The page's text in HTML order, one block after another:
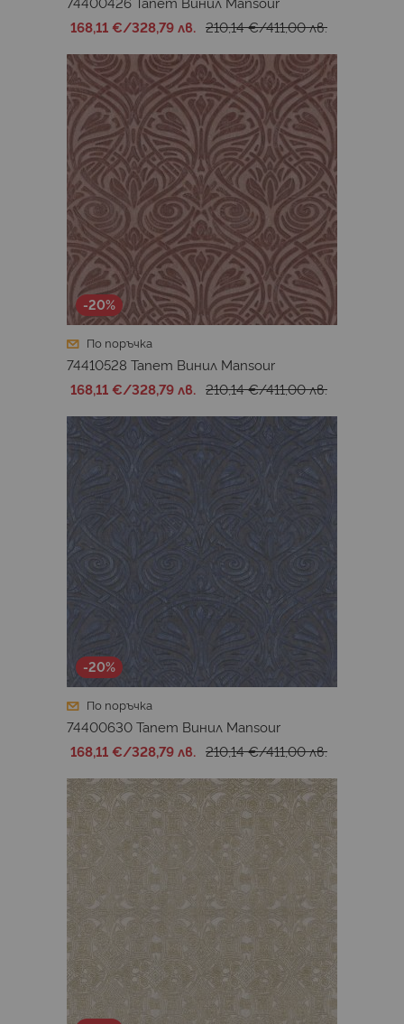
168,11 €/328,79 лв. 210,14 €/411,00 лв.
-20%
По поръчка
74410528 Тапет Винил Mansour
168,11 €/328,79 лв. 210,14 €/411,00 лв.
-20%
По поръчка
74400630 Тапет Винил Mansour
168,11 €/328,79 лв. 210,14 €/411,00 лв.